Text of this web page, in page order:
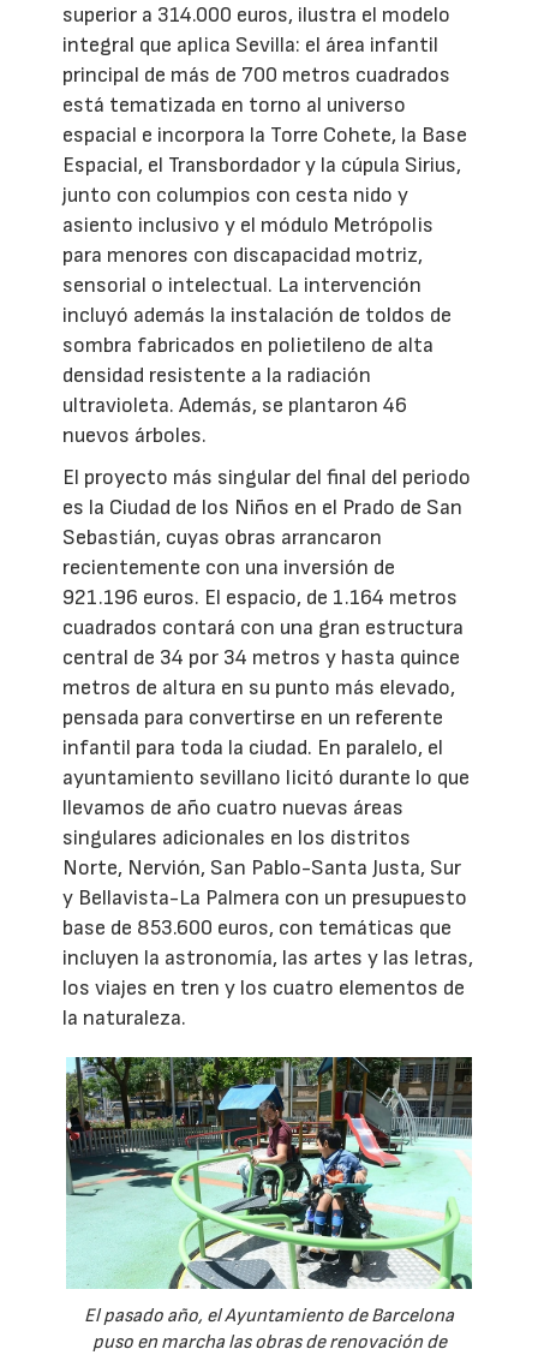
superior a 314.000 euros, ilustra el modelo
integral que aplica Sevilla: el área infantil
principal de más de 700 metros cuadrados
está tematizada en torno al universo
espacial e incorpora la Torre Cohete, la Base
Espacial, el Transbordador y la cúpula Sirius,
junto con columpios con cesta nido y
asiento inclusivo y el módulo Metrópolis
para menores con discapacidad motriz,
sensorial o intelectual. La intervención
incluyó además la instalación de toldos de
sombra fabricados en polietileno de alta
densidad resistente a la radiación
ultravioleta. Además, se plantaron 46
nuevos árboles.
El proyecto más singular del final del periodo
es la Ciudad de los Niños en el Prado de San
Sebastián, cuyas obras arrancaron
recientemente con una inversión de
921.196 euros. El espacio, de 1.164 metros
cuadrados contará con una gran estructura
central de 34 por 34 metros y hasta quince
metros de altura en su punto más elevado,
pensada para convertirse en un referente
infantil para toda la ciudad. En paralelo, el
ayuntamiento sevillano licitó durante lo que
llevamos de año cuatro nuevas áreas
singulares adicionales en los distritos
Norte, Nervión, San Pablo-Santa Justa, Sur
y Bellavista-La Palmera con un presupuesto
base de 853.600 euros, con temáticas que
incluyen la astronomía, las artes y las letras,
los viajes en tren y los cuatro elementos de
la naturaleza.
El pasado año, el Ayuntamiento de Barcelona
puso en marcha las obras de renovación de